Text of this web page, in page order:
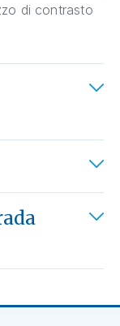
di contrasto